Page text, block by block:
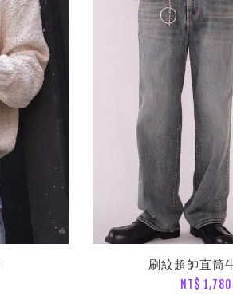
刷紋超帥直筒
NT$ 1,780